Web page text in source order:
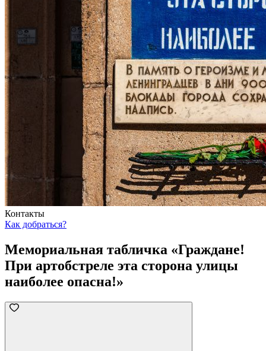
Контакты
Как добраться?
Мемориальная табличка «Граждане!
При артобстреле эта сторона улицы
наиболее опасна!»